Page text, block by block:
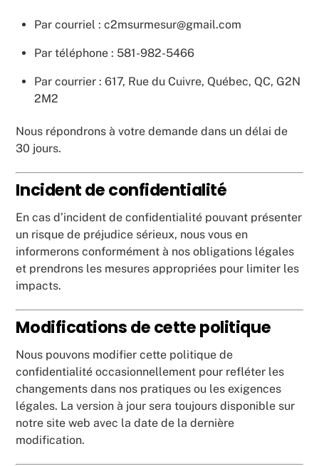
Par courriel : c2msurmesur@gmail.com
Par téléphone : 581-982-5466
Par courrier : 617, Rue du Cuivre, Québec, QC, G2N
2M2
Nous répondrons à votre demande dans un délai de
30 jours.
Incident de confidentialité
En cas d’incident de confidentialité pouvant présenter
un risque de préjudice sérieux, nous vous en
informerons conformément à nos obligations légales
et prendrons les mesures appropriées pour limiter les
impacts.
Modifications de cette politique
Nous pouvons modifier cette politique de
confidentialité occasionnellement pour refléter les
changements dans nos pratiques ou les exigences
légales. La version à jour sera toujours disponible sur
notre site web avec la date de la dernière
modification.